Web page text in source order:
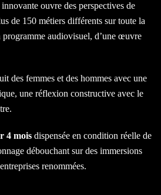
ouvre des perspectives de
de 150 métiers différents sur toute la
programme audiovisuel, d’une œuvre
des femmes et des hommes avec une
une réflexion constructive avec le
4 mois dispensée en condition réelle de
débouchant sur des immersions
renommées.